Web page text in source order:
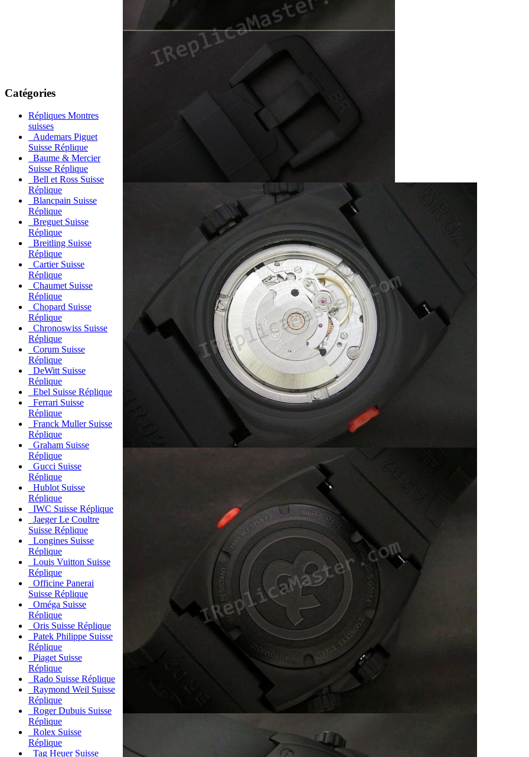
Catégories
Répliques Montres
suisses
Audemars Piguet
Suisse Réplique
Baume & Mercier
Suisse Réplique
Bell et Ross Suisse
Réplique
Blancpain Suisse
Réplique
Breguet Suisse
Réplique
Breitling Suisse
Réplique
Cartier Suisse
Réplique
Chaumet Suisse
Réplique
Chopard Suisse
Réplique
Chronoswiss Suisse
Réplique
Corum Suisse
Réplique
DeWitt Suisse
Réplique
Ebel Suisse Réplique
Ferrari Suisse
Réplique
Franck Muller Suisse
Réplique
Graham Suisse
Réplique
Gucci Suisse
Réplique
Hublot Suisse
Réplique
IWC Suisse Réplique
Jaeger Le Coultre
Suisse Réplique
Longines Suisse
Réplique
Louis Vuitton Suisse
Réplique
Officine Panerai
Suisse Réplique
Oméga Suisse
Réplique
Oris Suisse Réplique
Patek Philippe Suisse
Réplique
Piaget Suisse
Réplique
Rado Suisse Réplique
Raymond Weil Suisse
Réplique
Roger Dubuis Suisse
Réplique
Rolex Suisse
Réplique
Tag Heuer Suisse